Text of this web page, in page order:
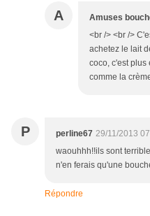
A Amuses
<br /> <br />
achetez le lait
coco, c'est plus
comme la
P perline67 29/11/2013
waouhhh!!ils sont
n'en ferais qu'une
Répondre